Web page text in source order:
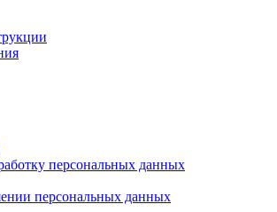
персональных данных
персональных данных